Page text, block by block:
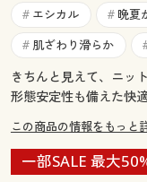
サポート
ご利用ガイド
よくある質問とお
よくある質問とお
# エシカル # 晩夏
# 肌ざわり滑らか
きちんと見えて、ニッ
形態安定性も備えた快
この商品の情報をもっと
一部SALE 最大